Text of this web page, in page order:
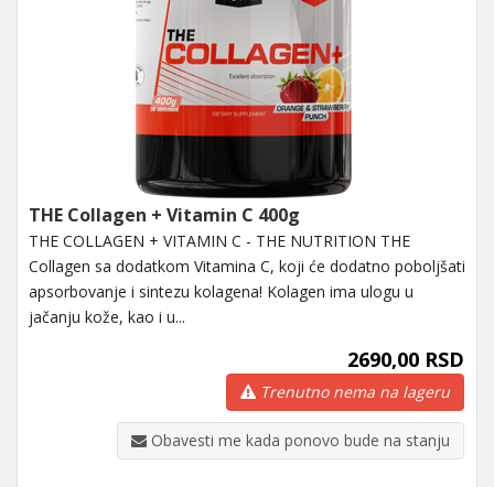
THE Collagen + Vitamin C 400g
THE COLLAGEN + VITAMIN C - THE NUTRITION THE
Collagen sa dodatkom Vitamina C, koji će dodatno poboljšati
apsorbovanje i sintezu kolagena! Kolagen ima ulogu u
jačanju kože, kao i u...
2690,00 RSD
Trenutno nema na lageru
Obavesti me kada ponovo bude na stanju